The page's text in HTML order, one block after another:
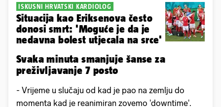
ISKUSNI HRVATSKI KARDIOLOG
Situacija kao Eriksenova često
donosi smrt: 'Moguće je da je
nedavna bolest utjecala na srce'
Svaka minuta smanjuje šanse za
preživljavanje 7 posto
- Vrijeme u slučaju od kad je pao na zemlju do
momenta kad je reanimiran zovemo 'downtime'.